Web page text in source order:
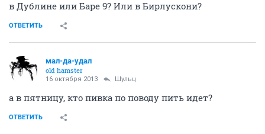
в Дублине или Баре 9? Или в Бирлускони?
ОТВЕТИТЬ
мал-да-удал
old hamster
16 октября 2013 Шульц
а в пятницу, кто пивка по поводу пить идет?
ОТВЕТИТЬ